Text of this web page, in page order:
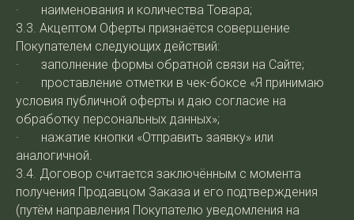
· наименования и количества Товара;
3.3. Акцептом Оферты признаётся совершение
Покупателем следующих действий:
· заполнение формы обратной связи на Сайте;
· проставление отметки в чек-боксе «Я принимаю
условия публичной оферты и даю согласие на
обработку персональных данных»;
· нажатие кнопки «Отправить заявку» или
аналогичной.
3.4. Договор считается заключённым с момента
получения Продавцом Заказа и его подтверждения
(путём направления Покупателю уведомления на